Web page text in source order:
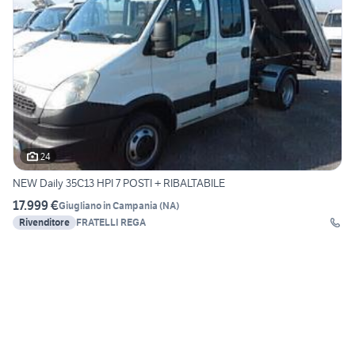
24
NEW Daily 35C13 HPI 7 POSTI + RIBALTABILE
17.999 €Giugliano in Campania (NA)
Rivenditore FRATELLI REGA